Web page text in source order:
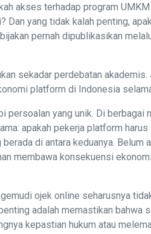
akses terhadap program
Dan yang tidak kalah penting,
pernah dipublikasikan
sekadar perdebatan akademis.
platform di Indonesia
persoalan yang unik. Di berbagai
apakah pekerja platform
di antara keduanya. Belum
membawa konsekuensi
ojek online seharusnya
adalah memastikan bahwa
kepastian hukum atau